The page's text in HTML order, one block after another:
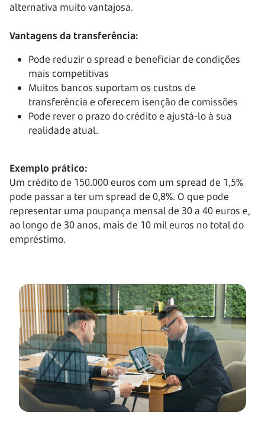
alternativa muito vantajosa.
Vantagens da transferência:
Pode reduzir o spread e beneficiar de condições
mais competitivas
Muitos bancos suportam os custos de
transferência e oferecem isenção de comissões
Pode rever o prazo do crédito e ajustá-lo à sua
realidade atual.
Exemplo prático:
Um crédito de 150.000 euros com um spread de 1,5%
pode passar a ter um spread de 0,8%. O que pode
representar uma poupança mensal de 30 a 40 euros e,
ao longo de 30 anos, mais de 10 mil euros no total do
empréstimo.